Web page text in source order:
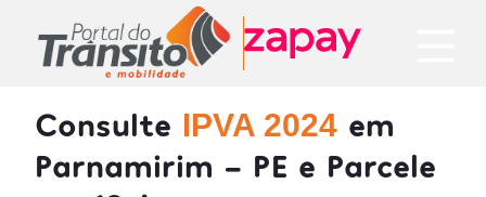
Consulte IPVA 2024 em
Parnamirim - PE e Parcele